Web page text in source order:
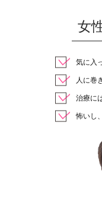
女
気に入
人に巻
治療に
怖いし